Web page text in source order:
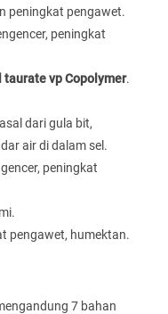
peningkat pengawet.
peningkat
vp Copolymer.
dari gula bit,
air di dalam sel.
peningkat
pengawet, humektan.
7 bahan